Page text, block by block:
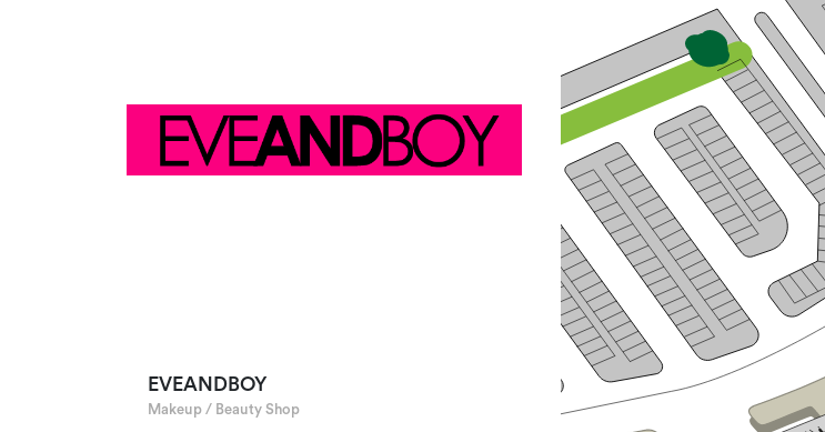
EVEANDBOY
Makeup / Beauty Shop